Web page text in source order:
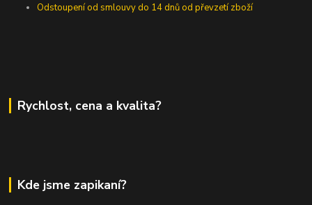
Odstoupení od smlouvy do 14 dnů od převzetí zboží
Rychlost, cena a kvalita?
Kde jsme zapikaní?